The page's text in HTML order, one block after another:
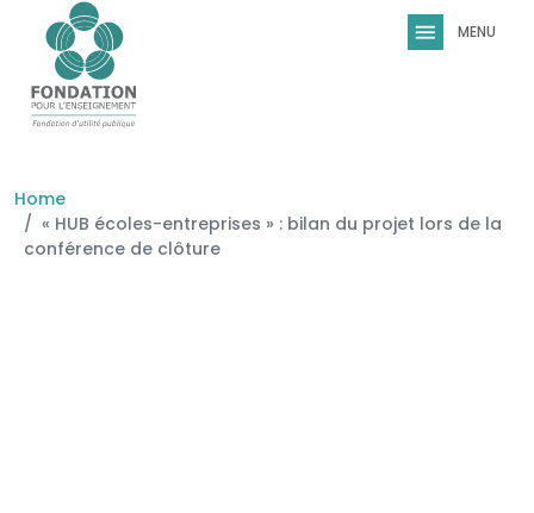
Skip to main content
Home
« HUB écoles-entreprises » : bilan du projet lors de la
conférence de clôture